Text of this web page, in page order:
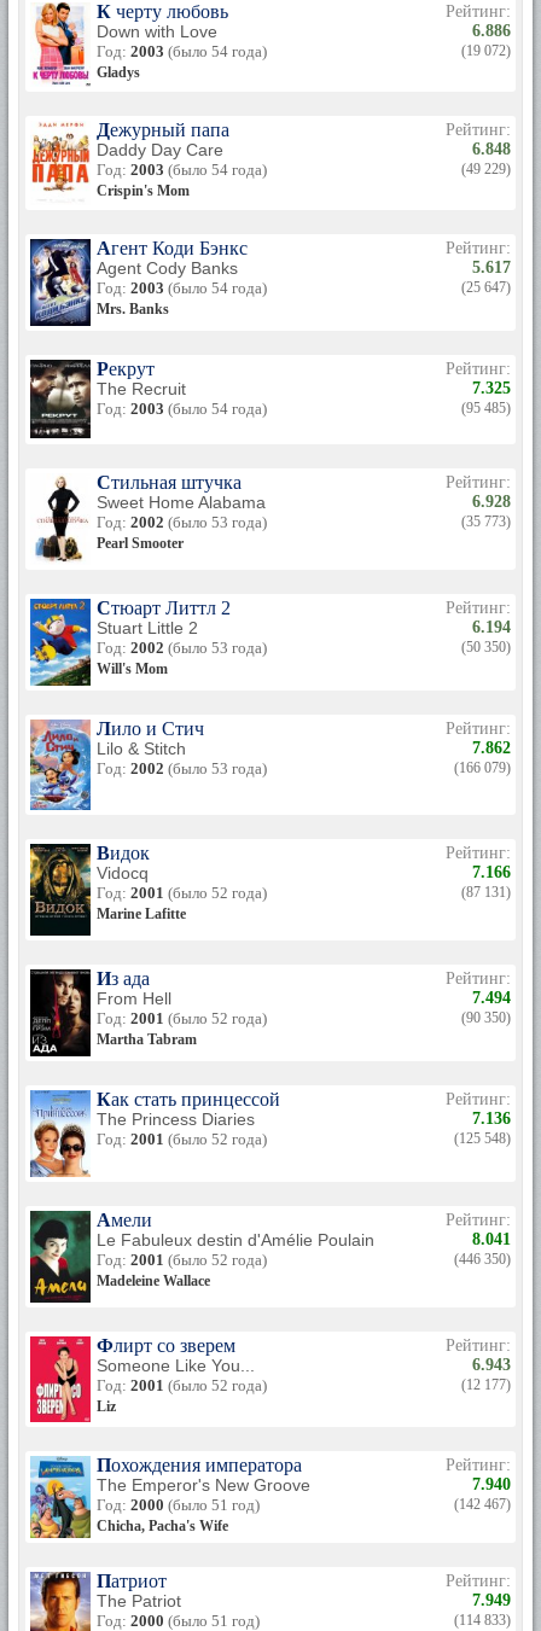
К черту любовь
Down with Love
Год: 2003 (было 54 года)
Gladys
Рейтинг:
6.886
(19 072)
Дежурный папа
Daddy Day Care
Год: 2003 (было 54 года)
Crispin's Mom
Рейтинг:
6.848
(49 229)
Агент Коди Бэнкс
Agent Cody Banks
Год: 2003 (было 54 года)
Mrs. Banks
Рейтинг:
5.617
(25 647)
Рекрут
The Recruit
Год: 2003 (было 54 года)
Рейтинг:
7.325
(95 485)
Стильная штучка
Sweet Home Alabama
Год: 2002 (было 53 года)
Pearl Smooter
Рейтинг:
6.928
(35 773)
Стюарт Литтл 2
Stuart Little 2
Год: 2002 (было 53 года)
Will's Mom
Рейтинг:
6.194
(50 350)
Лило и Стич
Lilo & Stitch
Год: 2002 (было 53 года)
Рейтинг:
7.862
(166 079)
Видок
Vidocq
Год: 2001 (было 52 года)
Marine Lafitte
Рейтинг:
7.166
(87 131)
Из ада
From Hell
Год: 2001 (было 52 года)
Martha Tabram
Рейтинг:
7.494
(90 350)
Как стать принцессой
The Princess Diaries
Год: 2001 (было 52 года)
Рейтинг:
7.136
(125 548)
Амели
Le Fabuleux destin d'Amélie Poulain
Год: 2001 (было 52 года)
Madeleine Wallace
Рейтинг:
8.041
(446 350)
Флирт со зверем
Someone Like You...
Год: 2001 (было 52 года)
Liz
Рейтинг:
6.943
(12 177)
Похождения императора
The Emperor's New Groove
Год: 2000 (было 51 год)
Chicha, Pacha's Wife
Рейтинг:
7.940
(142 467)
Патриот
The Patriot
Год: 2000 (было 51 год)
Рейтинг:
7.949
(114 833)